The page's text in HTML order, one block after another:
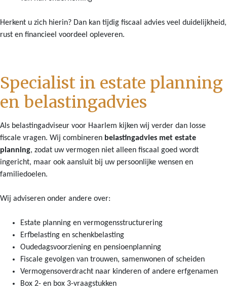
Herkent u zich hierin? Dan kan tijdig fiscaal advies veel duidelijkheid,
rust en financieel voordeel opleveren.
Specialist in estate planning
en belastingadvies
Als belastingadviseur voor Haarlem kijken wij verder dan losse
fiscale vragen. Wij combineren belastingadvies met estate
planning, zodat uw vermogen niet alleen fiscaal goed wordt
ingericht, maar ook aansluit bij uw persoonlijke wensen en
familiedoelen.
Wij adviseren onder andere over:
Estate planning en vermogensstructurering
Erfbelasting en schenkbelasting
Oudedagsvoorziening en pensioenplanning
Fiscale gevolgen van trouwen, samenwonen of scheiden
Vermogensoverdracht naar kinderen of andere erfgenamen
Box 2- en box 3-vraagstukken